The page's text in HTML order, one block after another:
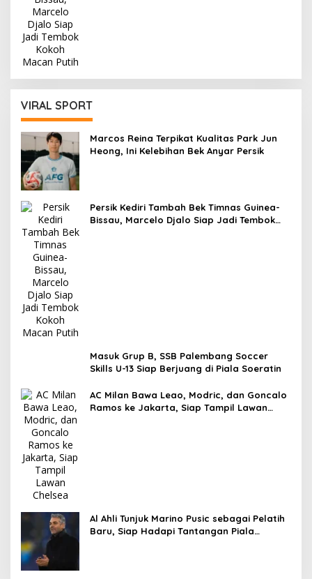
VIRAL SPORT
Marcos Reina Terpikat Kualitas Park Jun
Heong, Ini Kelebihan Bek Anyar Persik
Persik Kediri Tambah Bek Timnas Guinea-
Bissau, Marcelo Djalo Siap Jadi Tembok
Masuk Grup B, SSB Palembang Soccer
Skills U-13 Siap Berjuang di Piala Soeratin
AC Milan Bawa Leao, Modric, dan Goncalo
Ramos ke Jakarta, Siap Tampil Lawan
Al Ahli Tunjuk Marino Pusic sebagai Pelatih
Baru, Siap Hadapi Tantangan Piala